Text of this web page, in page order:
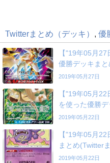
Twitterまとめ（デッキ） 優
【"19年05月
優勝デッキま
2019年05月27日
【"19年05月
を使った優勝
2019年05月22日
【"19年05月
まとめ(Twitter
2019年05月22日